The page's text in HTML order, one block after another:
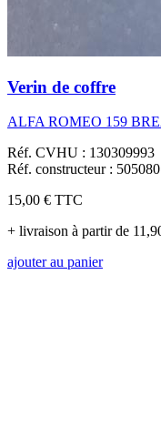
Verin de coffre
ALFA ROMEO 159
Réf. CVHU : 130309993
Réf. constructeur :
15,00 € TTC
+ livraison à partir de
ajouter au panier